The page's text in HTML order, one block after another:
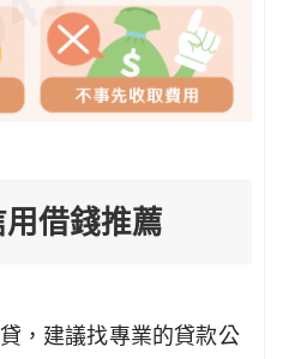
借錢推薦
，建議找專業的貸款公